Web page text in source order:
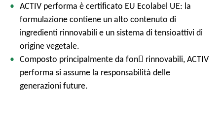
ACTIV performa è certiﬁcato EU Ecolabel UE: la
formulazione contiene un alto contenuto di
ingredienti rinnovabili e un sistema di tensioattivi di
origine vegetale.
Composto principalmente da fon rinnovabili, ACTIV
performa si assume la responsabilità delle
generazioni future.